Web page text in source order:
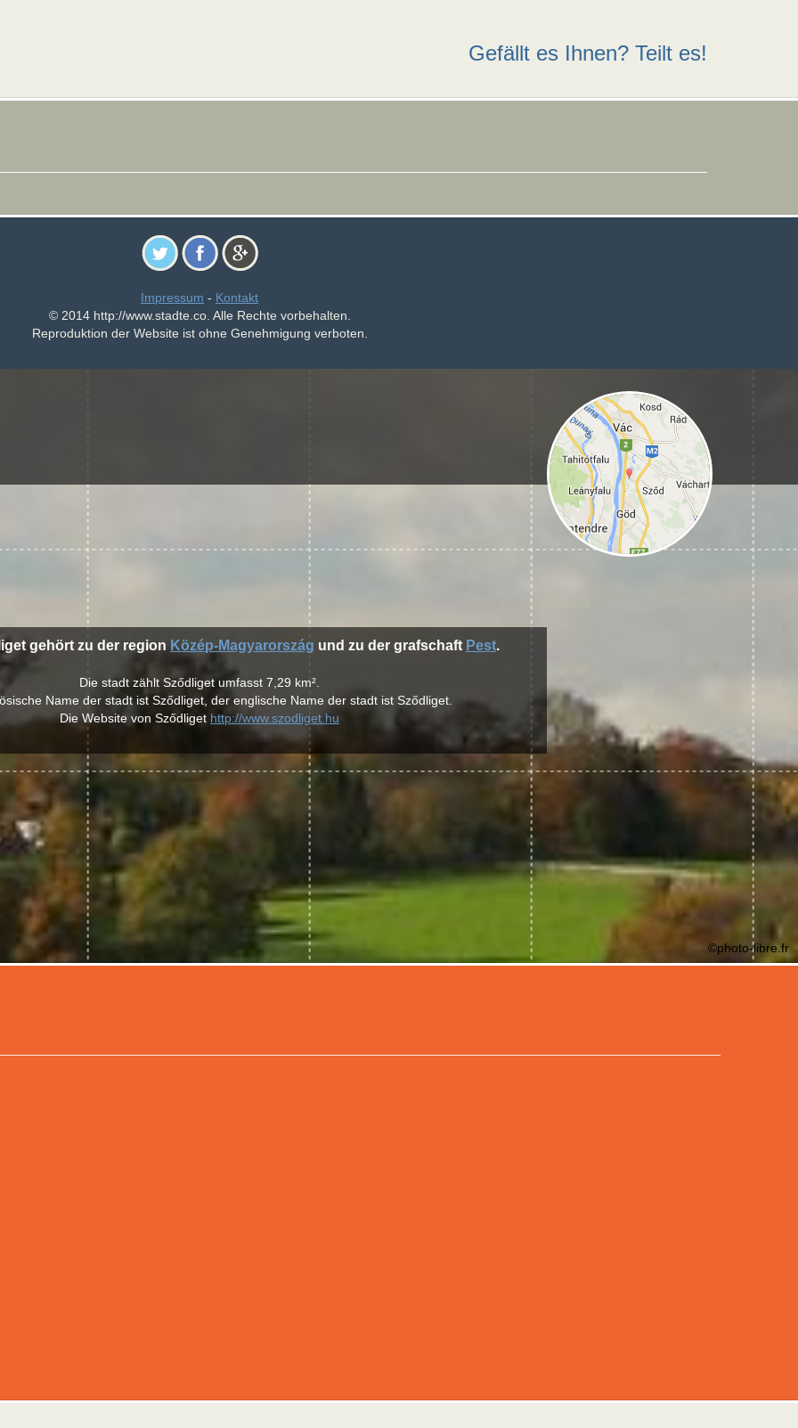
Gefällt es Ihnen? Teilt es!
Impressum - Kontakt
© 2014 http://www.stadte.co. Alle Rechte vorbehalten.
Reproduktion der Website ist ohne Genehmigung verboten.
gehört zu der region Közép-Magyarország und zu der grafschaft Pest.
Die stadt zählt Sződliget umfasst 7,29 km².
Name der stadt ist Sződliget, der englische Name der stadt ist Sződliget.
Die Website von Sződliget http://www.szodliget.hu
©photo-libre.fr